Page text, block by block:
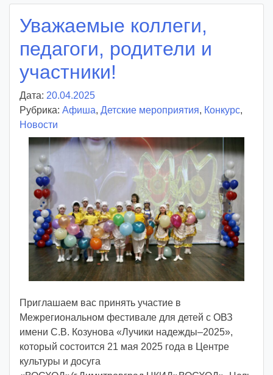
Уважаемые коллеги,
педагоги, родители и
участники!
Дата: 20.04.2025
в
о
v
o
i
d
d
m
d
Рубрика: Афиша, Детские мероприятия, Конкурс,
Новости
Приглашаем вас принять участие в
Межрегиональном фестивале для детей с ОВЗ
имени С.В. Козунова «Лучики надежды–2025»,
который состоится 21 мая 2025 года в Центре
культуры и досуга